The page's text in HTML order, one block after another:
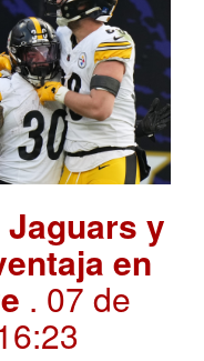
Jaguars y
en
. 07 de